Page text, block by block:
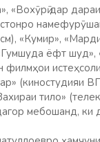
дар
«Кумир»,
ёфт шуд»,
филмҳои
(киностудияи
тило»
мебошанд, ки